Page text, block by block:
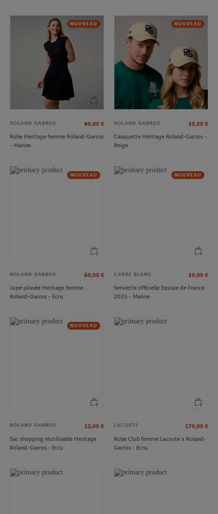
NOUVEAU
ROLAND GARROS 80,00 €
Robe Heritage femme Roland-Garros
- Marine
NOUVEAU
ROLAND GARROS 35,00 €
Casquette Heritage Roland-Garros -
Beige
NOUVEAU
ROLAND GARROS 60,00 €
Jupe plissée Heritage femme
Roland-Garros - Ecru
NOUVEAU
CARRE BLANC 35,00 €
Serviette officielle Equipe de France
2025 - Marine
NOUVEAU
ROLAND GARROS 12,00 €
Sac shopping réutilisable Heritage
Roland-Garros - Ecru
LACOSTE 170,00 €
Robe Club femme Lacoste x Roland-
Garros - Ecru